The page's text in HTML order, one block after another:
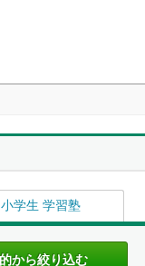
小学生 学習塾